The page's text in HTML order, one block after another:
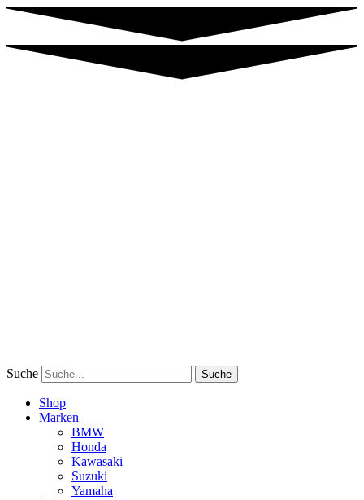
Suche Suche
Shop
Marken
BMW
Honda
Kawasaki
Suzuki
Yamaha